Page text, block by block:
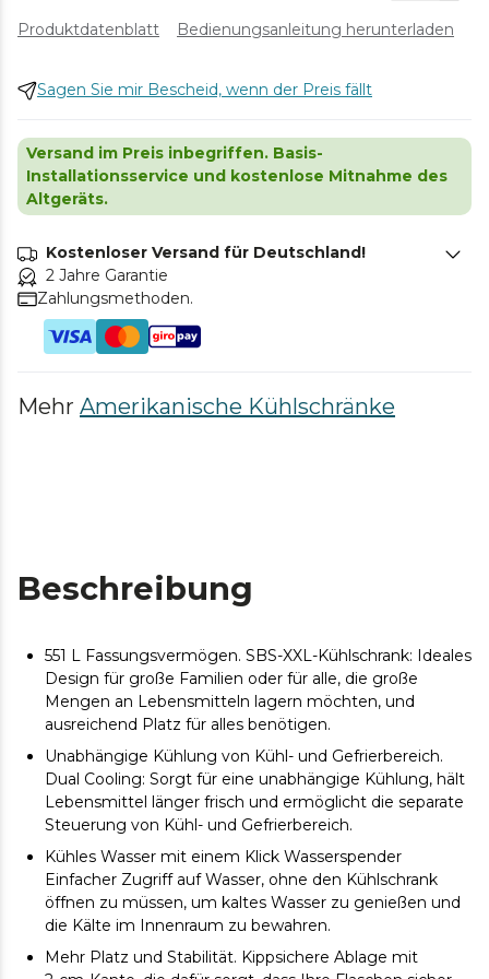
Produktdatenblatt Bedienungsanleitung herunterladen
Sagen Sie mir Bescheid, wenn der Preis fällt
Versand im Preis inbegriffen. Basis-
Installationsservice und kostenlose Mitnahme des
Altgeräts.
Kostenloser Versand für Deutschland!
2 Jahre Garantie
Zahlungsmethoden.
Mehr Amerikanische Kühlschränke
Beschreibung
551 L Fassungsvermögen. SBS-XXL-Kühlschrank: Ideales
Design für große Familien oder für alle, die große
Mengen an Lebensmitteln lagern möchten, und
ausreichend Platz für alles benötigen.
Unabhängige Kühlung von Kühl- und Gefrierbereich.
Dual Cooling: Sorgt für eine unabhängige Kühlung, hält
Lebensmittel länger frisch und ermöglicht die separate
Steuerung von Kühl- und Gefrierbereich.
Kühles Wasser mit einem Klick Wasserspender
Einfacher Zugriff auf Wasser, ohne den Kühlschrank
öffnen zu müssen, um kaltes Wasser zu genießen und
die Kälte im Innenraum zu bewahren.
Mehr Platz und Stabilität. Kippsichere Ablage mit